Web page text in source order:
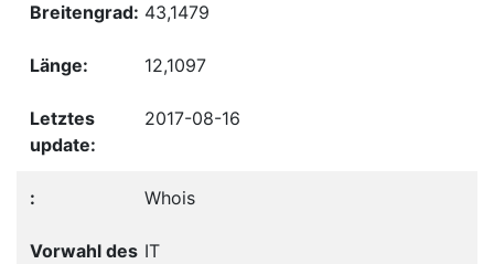
43,1479
12,1097
2017-08-16
Whois
IT